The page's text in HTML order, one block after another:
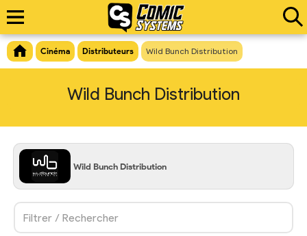
Cinéma Distributeurs Wild Bunch Distribution
Wild Bunch Distribution
Wild Bunch Distribution
Filtrer / Rechercher